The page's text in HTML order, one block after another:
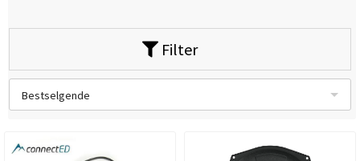
Filter
Bestselgende